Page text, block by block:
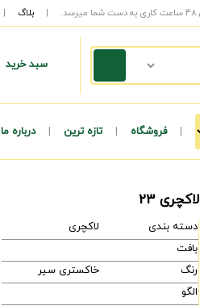
| بلاگ |
سبد خرید
| فروشگاه | تازه ترین | درباره ما
لاکچری 23
دسته بندی
لاکچری
بافت
رنگ
خاکستری سیر
الگو